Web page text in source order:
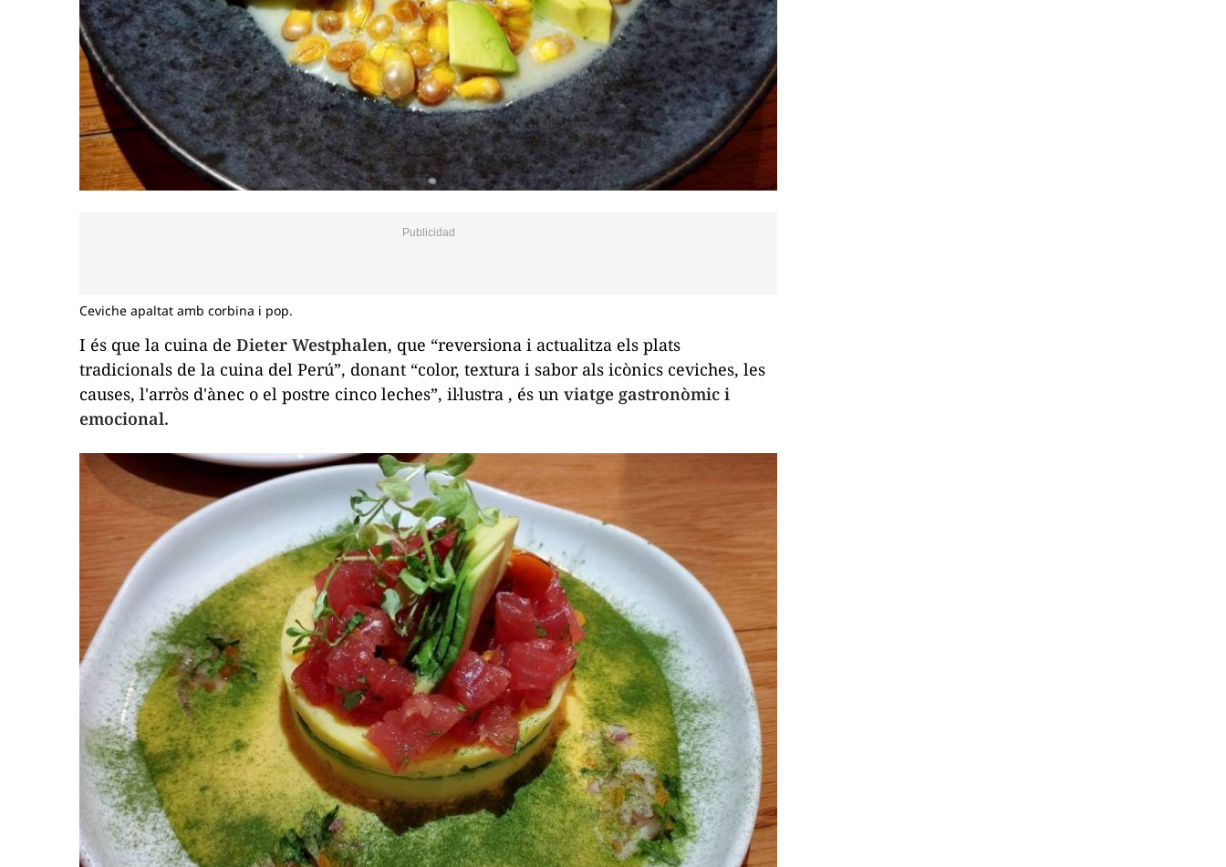
Ceviche apaltat amb corbina i pop.
I és que la cuina de Dieter Westphalen, que “reversiona i actualitza els plats
tradicionals de la cuina del Perú”, donant “color, textura i sabor als icònics ceviches, les
causes, l'arròs d'ànec o el postre cinco leches”, il·lustra , és un viatge gastronòmic i
emocional.